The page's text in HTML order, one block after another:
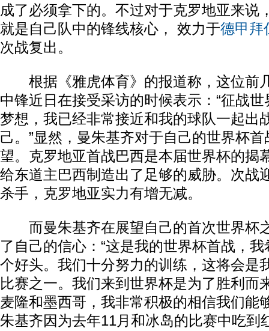
成了必须拿下的。不过对于克罗地亚来说
就是自己队中的锋线核心， 效力于德甲拜
次战复出。
根据《雅虎体育》的报道称，这位前
中锋近日在接受采访的时候表示：“征战
梦想，我已经非常接近和我的球队一起出
己。”显然，曼朱基齐对于自己的世界杯
望。克罗地亚首战巴西是本届世界杯的揭
给东道主巴西制造出了足够的威胁。次战
杀手，克罗地亚实力有增无减。
而曼朱基齐在展望自己的首次世界杯
了自己的信心：“这是我的世界杯首战，
个好头。我们十分努力的训练，这将会是
比赛之一。我们来到世界杯是为了胜利而
麦隆和墨西哥，我非常积极的相信我们能
朱基齐因为去年11月和冰岛的比赛中吃到